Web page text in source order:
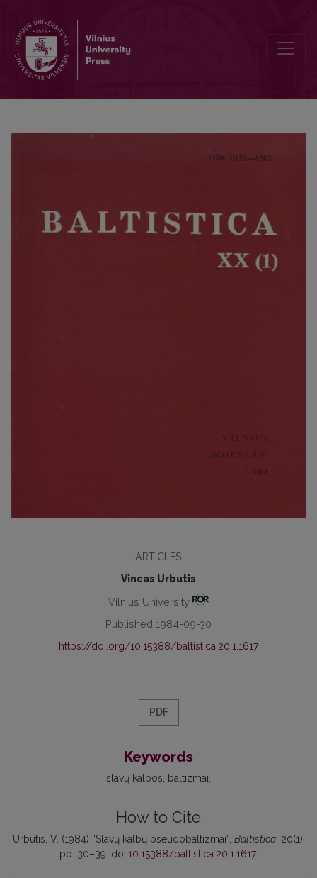
ARTICLES
Vincas Urbutis
Vilnius University
Published 1984-09-30
https://doi.org/10.15388/baltistica.20.1.1617
PDF
Keywords
slavų kalbos baltizmai
How to Cite
Urbutis, V. (1984) “Slavų kalbų pseudobaltizmai”, Baltistica, 20(1),
pp. 30–39. doi:10.15388/baltistica.20.1.1617.